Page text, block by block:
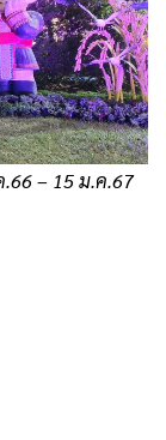
.66 – 15 ม.ค.67